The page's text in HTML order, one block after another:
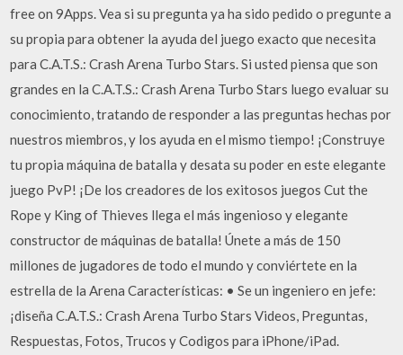
free on 9Apps. Vea si su pregunta ya ha sido pedido o pregunte a
su propia para obtener la ayuda del juego exacto que necesita
para C.A.T.S.: Crash Arena Turbo Stars. Si usted piensa que son
grandes en la C.A.T.S.: Crash Arena Turbo Stars luego evaluar su
conocimiento, tratando de responder a las preguntas hechas por
nuestros miembros, y los ayuda en el mismo tiempo! ¡Construye
tu propia máquina de batalla y desata su poder en este elegante
juego PvP! ¡De los creadores de los exitosos juegos Cut the
Rope y King of Thieves llega el más ingenioso y elegante
constructor de máquinas de batalla! Únete a más de 150
millones de jugadores de todo el mundo y conviértete en la
estrella de la Arena Características: • Se un ingeniero en jefe:
¡diseña C.A.T.S.: Crash Arena Turbo Stars Videos, Preguntas,
Respuestas, Fotos, Trucos y Codigos para iPhone/iPad.